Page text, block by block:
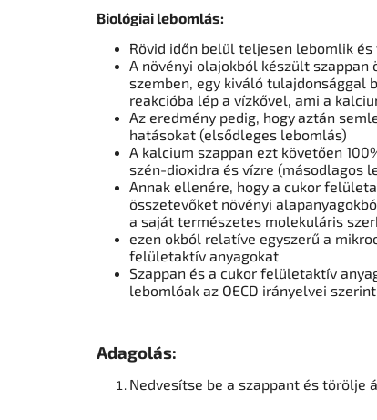
Biológiai lebomlás:
Rövid időn belül teljesen lebomlik
A növényi olajokból készült
szemben, egy kiváló tulajdonsággal
reakcióba lép a vízkővel, ami a
Az eredmény pedig, hogyaztán
hatásokat (elsődleges lebomlás)
A kalcium szappan ezt követően
szén-dioxidra és vízre (másodlagos
Annak ellenére, hogy a cukor
összetevőket növényi
a saját természetes molekuláris
ezen okból relatíve egyszerű a
felületaktív anyagokat
Szappan és a cukor felületaktív
lebomlóak az OECD irányelvei szerint
Adagolás:
Nedvesítse be a szappant és törölje